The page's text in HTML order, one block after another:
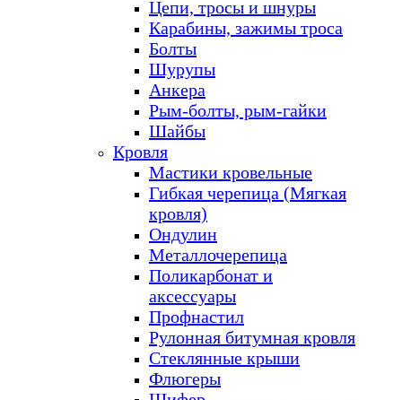
Цепи, тросы и шнуры
Карабины, зажимы троса
Болты
Шурупы
Анкера
Рым-болты, рым-гайки
Шайбы
Кровля
Мастики кровельные
Гибкая черепица (Мягкая
кровля)
Ондулин
Металлочерепица
Поликарбонат и
аксессуары
Профнастил
Рулонная битумная кровля
Стеклянные крыши
Флюгеры